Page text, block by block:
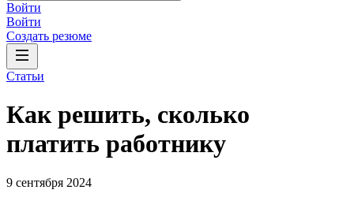
Войти
Войти
Создать резюме
Статьи
Как решить, сколько
платить работнику
9 сентября 2024